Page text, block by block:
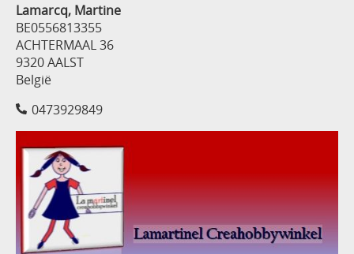
Lamarcq, Martine
BE0556813355
ACHTERMAAL 36
9320 AALST
België
0473929849